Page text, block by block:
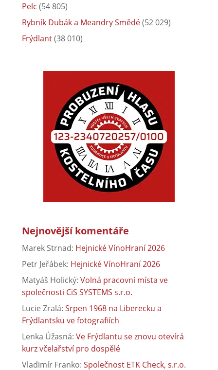
Pelc (54 805)
Rybník Dubák a Meandry Smědé(52 029)
Frýdlant(38 010)
Nejnovější komentáře
Marek Strnad: Hejnické VínoHraní 2026
Petr Jeřábek: Hejnické VínoHraní 2026
Matyáš Holický: Volná pracovní místa ve
společnosti CiS SYSTEMS s.r.o.
Lucie Zralá: Srpen 1968 na Liberecku a
Frýdlantsku ve fotografiích
Lenka Úžasná: Ve Frýdlantu se znovu otevírá
kurz včelařství pro dospělé
Vladimír Franko: Společnost ETK Check, s.r.o.